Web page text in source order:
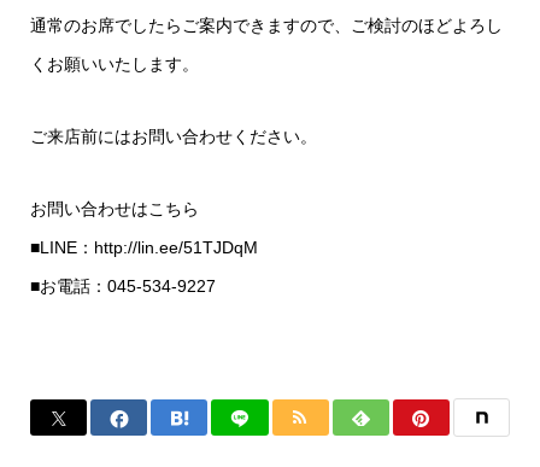
通常のお席でしたらご案内できますので、ご検討のほどよろし
くお願いいたします。
ご来店前にはお問い合わせください。
お問い合わせはこちら
■LINE：http://lin.ee/51TJDqM
■お電話：045-534-9227